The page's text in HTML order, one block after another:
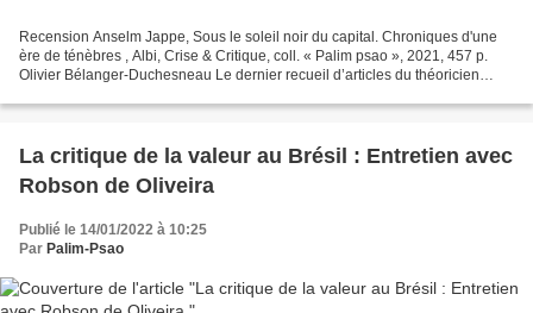
Recension Anselm Jappe, Sous le soleil noir du capital. Chroniques d'une
ère de ténèbres , Albi, Crise & Critique, coll. « Palim psao », 2021, 457 p.
Olivier Bélanger-Duchesneau Le dernier recueil d’articles du théoricien
La critique de la valeur au Brésil : Entretien avec
Robson de Oliveira
Publié le 14/01/2022 à 10:25
Par Palim-Psao